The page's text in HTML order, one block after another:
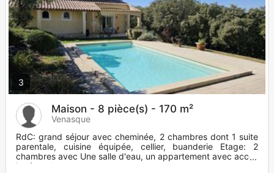
3
Maison - 8 pièce(s) - 170 m²
Venasque
RdC: grand séjour avec cheminée, 2 chambres dont 1 suite
parentale, cuisine équipée, cellier, buanderie Etage: 2
chambres avec Une salle d'eau, un appartement avec accès
indépenda